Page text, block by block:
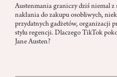
Austenmania graniczy dziś niemal z
nakłania do zakupu osobliwych,
przydatnych gadżetów, organizacji
stylu regencji. Dlaczego TikTok
Jane Austen?